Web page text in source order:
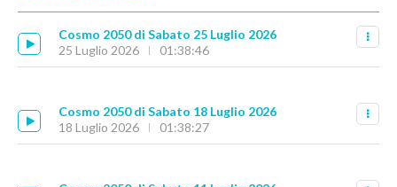
Cosmo 2050 di Sabato 25 Luglio 2026
25 Luglio 2026
01:38:46
Cosmo 2050 di Sabato 18 Luglio 2026
18 Luglio 2026
01:38:27